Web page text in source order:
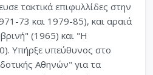
τακτικά επιφυλλίδες στην
73 και 1979-85), και αραιά
(1965) και "Η
Υπήρξε υπεύθυνος στο
Αθηνών" για τα